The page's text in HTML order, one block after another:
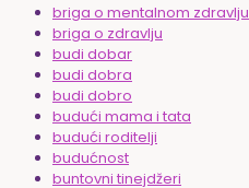
briga o mentalnom zdravlju
briga o zdravlju
budi dobar
budi dobra
budi dobro
budući mama i tata
budući roditelji
budućnost
buntovni tinejdžeri